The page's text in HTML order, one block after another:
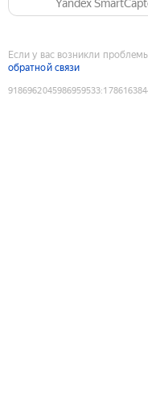
Yandex
Если у вас возникли
обратной связи
9186962045986959533: